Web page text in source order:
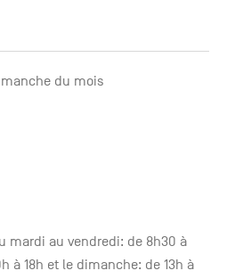
du mois
mardi au vendredi: de 8h30 à
à 18h et le dimanche: de 13h à